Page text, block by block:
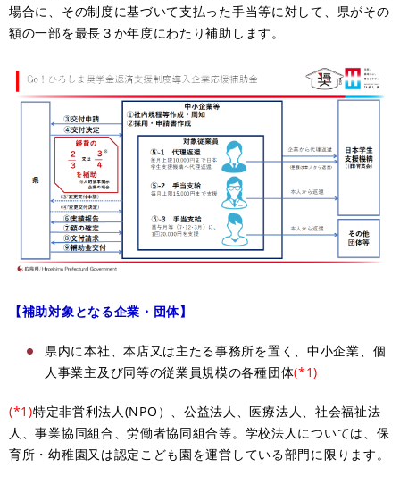
場合に、その制度に基づいて支払った手当等に対して、県がその
額の一部を最長３か年度にわたり補助します。
【補助対象となる企業・団体】
県内に本社、本店又は主たる事務所を置く、中小企業、個
人事業主及び同等の従業員規模の各種団体(*1)
(*1)特定非営利法人(NPO）、公益法人、医療法人、社会福祉法
人、事業協同組合、労働者協同組合等。​学校法人については、保
育所・幼稚園又は認定こども園を運営している部門に限ります。